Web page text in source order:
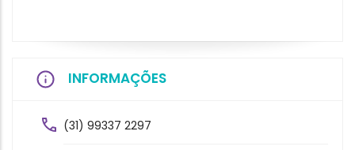
INFORMAÇÕES
(31) 99337 2297